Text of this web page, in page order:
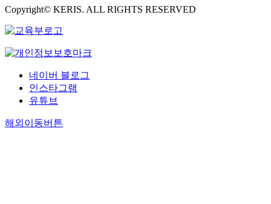
Copyright© KERIS. ALL RIGHTS RESERVED
네이버 블로그
인스타그램
유튜브
해외이동버튼